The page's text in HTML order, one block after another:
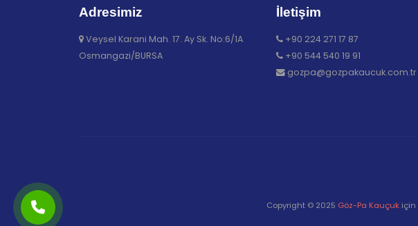
Adresimiz
Veysel Karani Mah. 17. Ay Sk. No:6/1A
Osmangazi/BURSA
İletişim
+90 224 271 17 87
+90 544 540 19 91
gozpa@gozpakaucuk.com.tr
Copyright © 2025 Göz-Pa Kauçukiçin